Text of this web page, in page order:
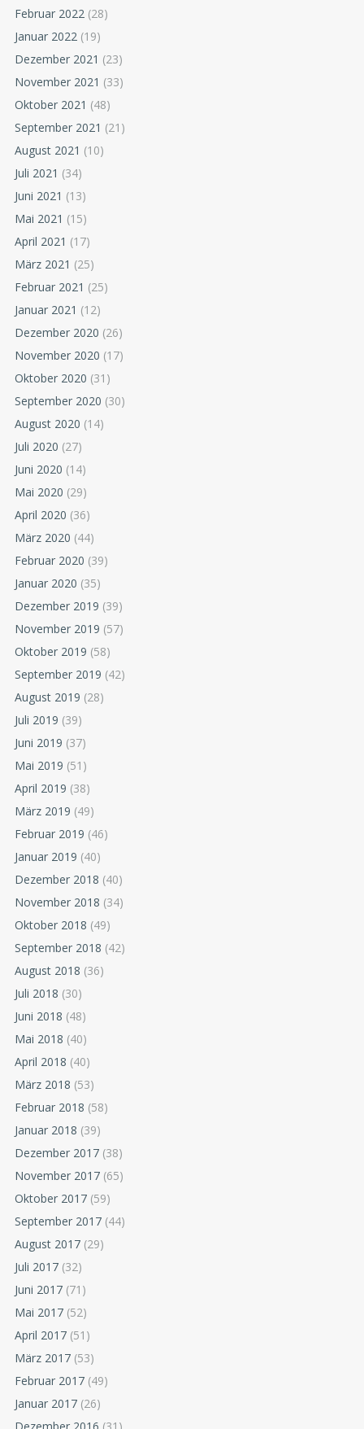
Februar 2022 (28)
Januar 2022 (19)
Dezember 2021 (23)
November 2021 (33)
Oktober 2021 (48)
September 2021 (21)
August 2021 (10)
Juli 2021 (34)
Juni 2021 (13)
Mai 2021 (15)
April 2021 (17)
März 2021 (25)
Februar 2021 (25)
Januar 2021 (12)
Dezember 2020 (26)
November 2020 (17)
Oktober 2020 (31)
September 2020 (30)
August 2020 (14)
Juli 2020 (27)
Juni 2020 (14)
Mai 2020 (29)
April 2020 (36)
März 2020 (44)
Februar 2020 (39)
Januar 2020 (35)
Dezember 2019 (39)
November 2019 (57)
Oktober 2019 (58)
September 2019 (42)
August 2019 (28)
Juli 2019 (39)
Juni 2019 (37)
Mai 2019 (51)
April 2019 (38)
März 2019 (49)
Februar 2019 (46)
Januar 2019 (40)
Dezember 2018 (40)
November 2018 (34)
Oktober 2018 (49)
September 2018 (42)
August 2018 (36)
Juli 2018 (30)
Juni 2018 (48)
Mai 2018 (40)
April 2018 (40)
März 2018 (53)
Februar 2018 (58)
Januar 2018 (39)
Dezember 2017 (38)
November 2017 (65)
Oktober 2017 (59)
September 2017 (44)
August 2017 (29)
Juli 2017 (32)
Juni 2017 (71)
Mai 2017 (52)
April 2017 (51)
März 2017 (53)
Februar 2017 (49)
Januar 2017 (26)